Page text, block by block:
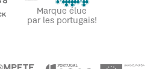
Marque élue
par les portugais!